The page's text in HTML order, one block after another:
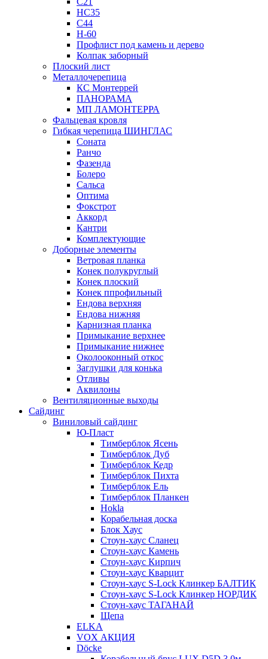
НС35
С44
Н-60
Профлист под камень и дерево
Колпак заборный
Плоский лист
Металлочерепица
КС Монтеррей
ПАНОРАМА
МП ЛАМОНТЕРРА
Фальцевая кровля
Гибкая черепица ШИНГЛАС
Соната
Ранчо
Фазенда
Болеро
Сальса
Оптима
Фокстрот
Аккорд
Кантри
Комплектующие
Доборные элементы
Ветровая планка
Конек полукруглый
Конек плоский
Конек ппрофильный
Ендова верхняя
Ендова нижняя
Карнизная планка
Примыкание верхнее
Примыкание нижнее
Околооконный откос
Заглушки для конька
Отливы
Аквилоны
Вентиляционные выходы
Сайдинг
Виниловый сайдинг
Ю-Пласт
Тимберблок Ясень
Тимберблок Дуб
Тимберблок Кедр
Тимберблок Пихта
Тимберблок Ель
Тимберблок Планкен
Hokla
Корабельная доска
Блок Хаус
Стоун-хаус Сланец
Стоун-хаус Камень
Стоун-хаус Кирпич
Стоун-хаус Кварцит
Стоун-хаус S-Lock Клинкер БАЛТИК
Стоун-хаус S-Lock Клинкер НОРДИК
Стоун-хаус ТАГАНАЙ
Щепа
ELKA
VOX АКЦИЯ
Döcke